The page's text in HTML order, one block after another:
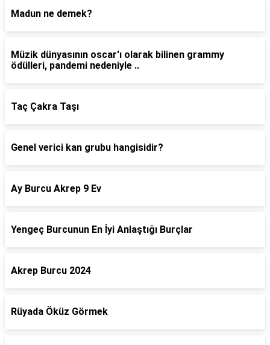
Madun ne demek?
Müzik dünyasının oscar'ı olarak bilinen grammy
ödülleri, pandemi nedeniyle ..
Taç Çakra Taşı
Genel verici kan grubu hangisidir?
Ay Burcu Akrep 9 Ev
Yengeç Burcunun En İyi Anlaştığı Burçlar
Akrep Burcu 2024
Rüyada Öküz Görmek